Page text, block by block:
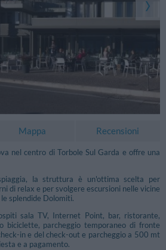
Mappa Recensioni
nel centro di Torbole Sul Garda e offre una
la struttura è un'ottima scelta per
di relax e per svolgere escursioni nelle vicine
splendide Dolomiti.
sala TV, Internet Point, bar, ristorante,
biciclette, parcheggio temporaneo di fronte
in e del check-out e parcheggio a 500 mt
e a pagamento.